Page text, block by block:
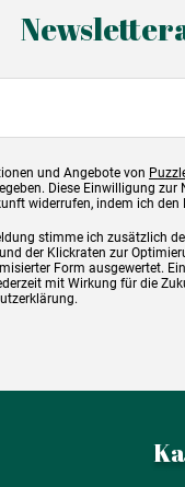
und Angebote von
Diese Einwilligung
widerrufen, indem ich den
stimme ich zusätzlich
der Klickraten zur
Form ausgewertet.
mit Wirkung für die